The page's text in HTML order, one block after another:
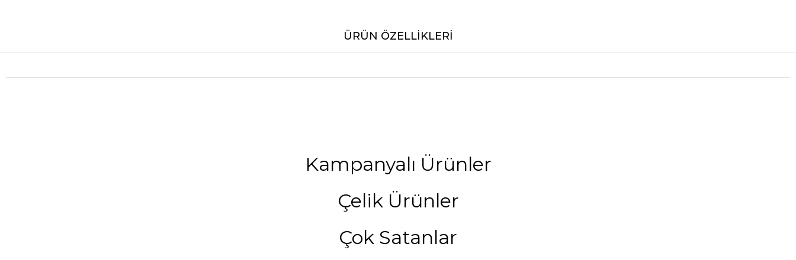
ÜRÜN ÖZELLIKLERI
Kampanyalı Ürünler
Çelik Ürünler
Çok Satanlar